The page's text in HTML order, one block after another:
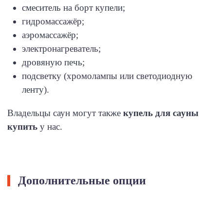
смеситель на борт купели;
гидромассажёр;
аэромассажёр;
электронагреватель;
дровяную печь;
подсветку (хромолампы или светодиодную
ленту).
Владельцы саун могут также купель для сауны
купить у нас.
Дополнительные опции